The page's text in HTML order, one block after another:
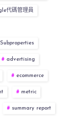
代碼管理員
Subproperties
advertising
ecommerce
metric
summary report